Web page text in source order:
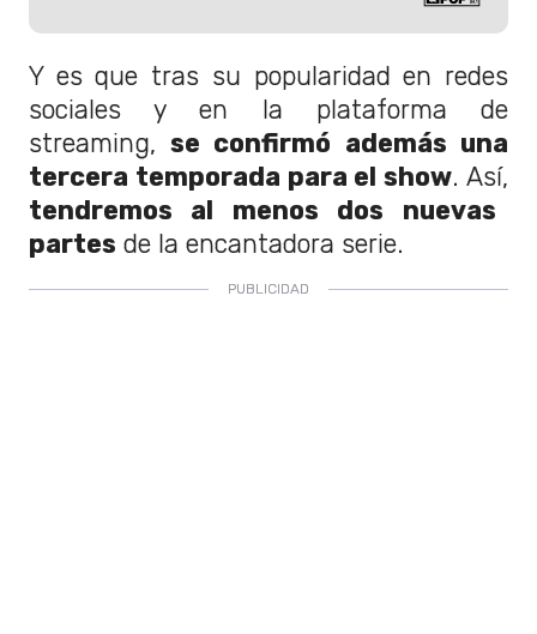
Y es que tras su popularidad en redes
sociales y en la plataforma de
streaming, se confirmó además una
tercera temporada para el show. Así,
tendremos al menos dos nuevas
partes de la encantadora serie.